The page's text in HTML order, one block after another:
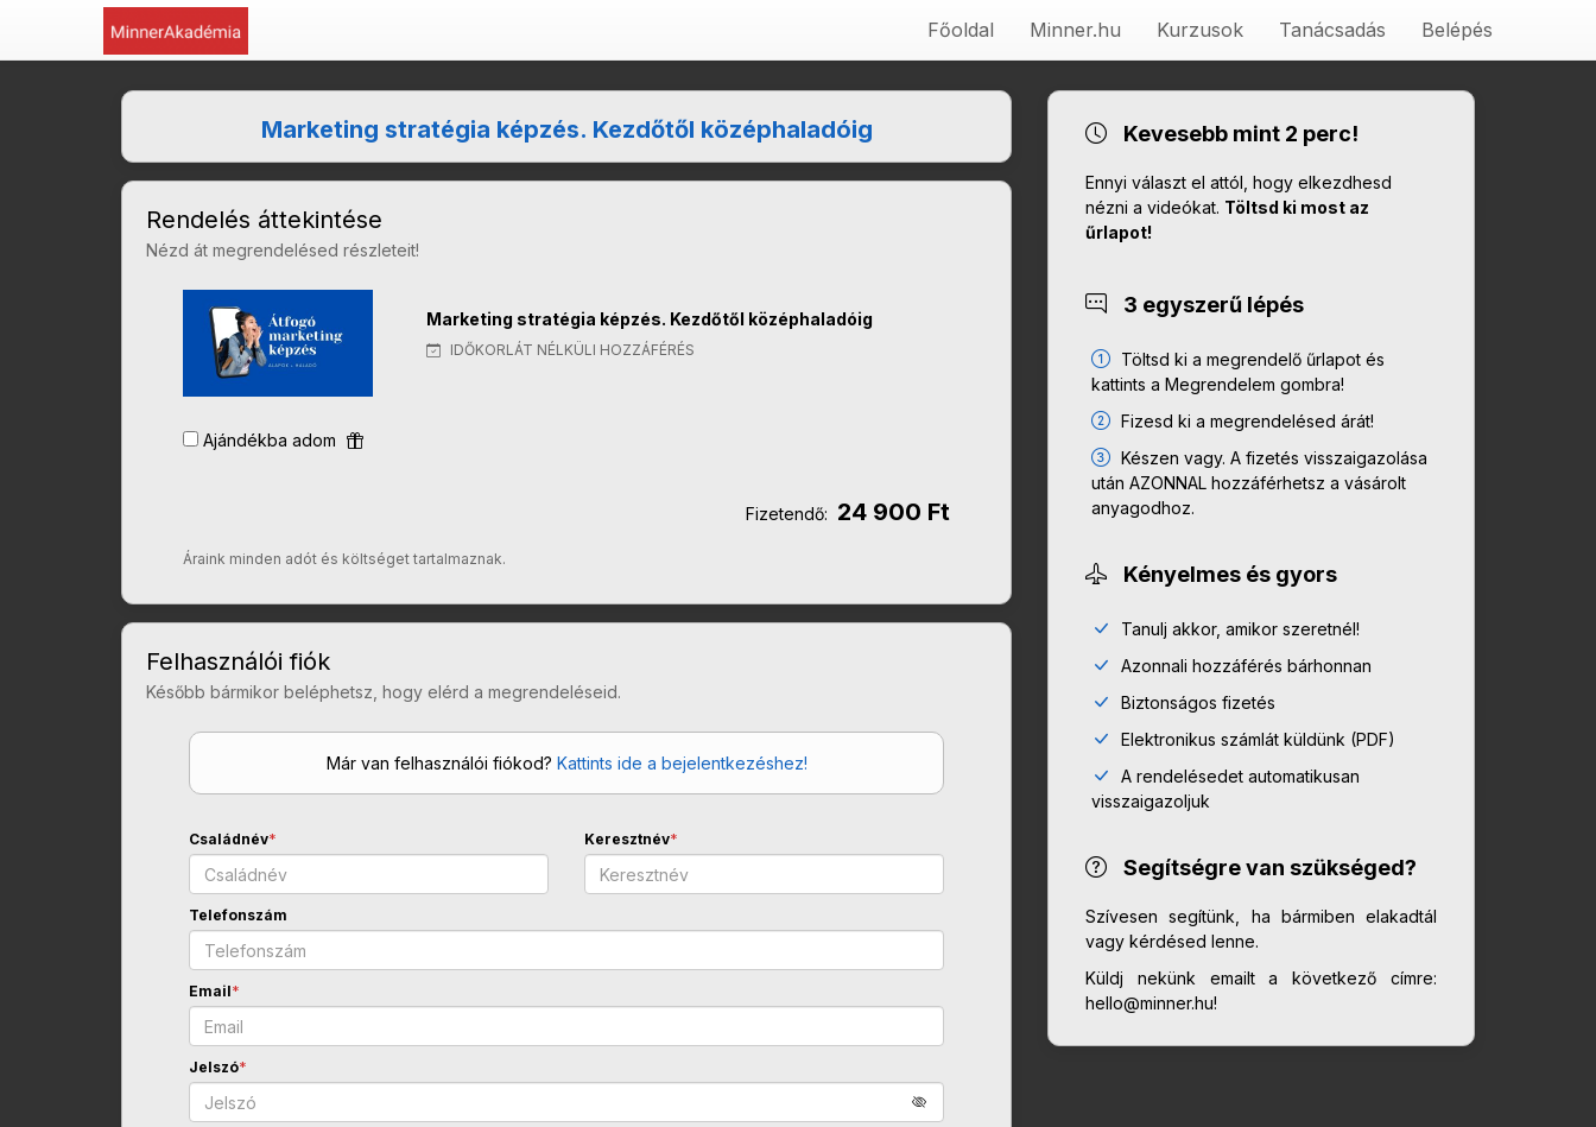
Főoldal Minner.hu Kurzusok Tanácsadás Belépés
Marketing stratégia képzés. Kezdőtől középhaladóig
Rendelés áttekintése
Nézd át megrendelésed részleteit!
Marketing stratégia képzés. Kezdőtől középhaladóig
IDŐKORLÁT NÉLKÜLI HOZZÁFÉRÉS
Ajándékba adom
Fizetendő: 24 900 Ft
Áraink minden adót és költséget tartalmaznak.
Felhasználói fiók
Később bármikor beléphetsz, hogy elérd a megrendeléseid.
Már van felhasználói fiókod? Kattints ide a bejelentkezéshez!
Családnév* Keresztnév*
Telefonszám
Email*
Jelszó*
Kevesebb mint 2 perc!
Ennyi választ el attól, hogy elkezdhesd
nézni a videókat. Töltsd ki most az
űrlapot!
3 egyszerű lépés
Töltsd ki a megrendelő űrlapot és
kattints a Megrendelem gombra!
Fizesd ki a megrendelésed árát!
Készen vagy. A fizetés visszaigazolása
után AZONNAL hozzáférhetsz a vásárolt
anyagodhoz.
Kényelmes és gyors
Tanulj akkor, amikor szeretnél!
Azonnali hozzáférés bárhonnan
Biztonságos fizetés
Elektronikus számlát küldünk (PDF)
A rendelésedet automatikusan
visszaigazoljuk
Segítségre van szükséged?
Szívesen segítünk, ha bármiben elakadtál
vagy kérdésed lenne.
Küldj nekünk emailt a következő címre:
hello@minner.hu!